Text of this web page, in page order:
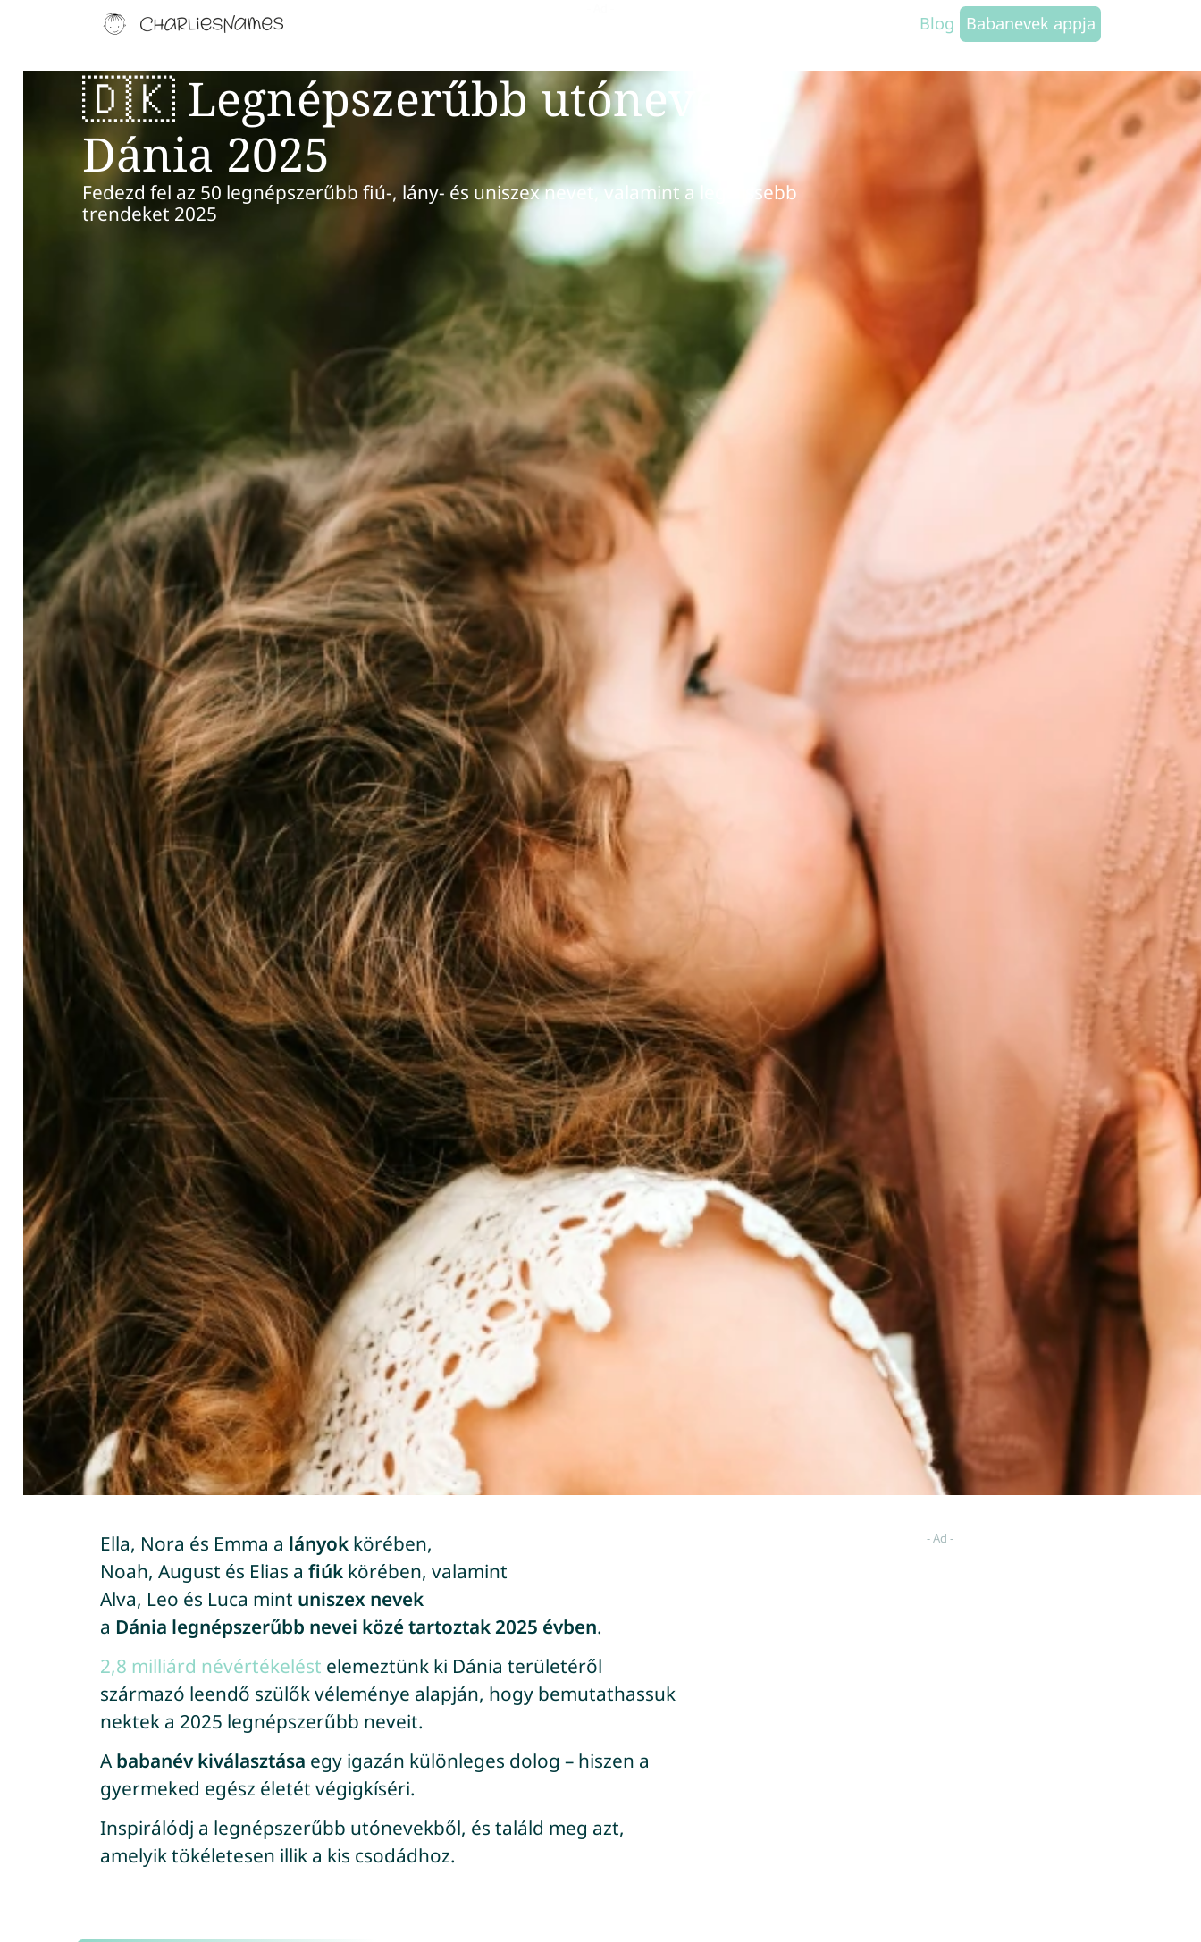
Blog Babanevek appja
🇩🇰 Legnépszerűbb utónevek
Dánia 2025
Fedezd fel az 50 legnépszerűbb fiú-, lány- és uniszex nevet, valamint a legfrissebb
trendeket 2025
Ella, Nora és Emma a lányokkörében,
Noah, August és Elias a fiúkkörében, valamint
Alva, Leo és Luca mint uniszex nevek
a Dánia legnépszerűbb nevei közé tartoztak 2025 évben.
2,8 milliárd névértékelést elemeztünk ki Dánia területéről
származó leendő szülők véleménye alapján, hogy bemutathassuk
nektek a 2025 legnépszerűbb neveit.
A babanév kiválasztása egy igazán különleges dolog – hiszen a
gyermeked egész életét végigkíséri.
Inspirálódj a legnépszerűbb utónevekből, és találd meg azt,
amelyik tökéletesen illik a kis csodádhoz.